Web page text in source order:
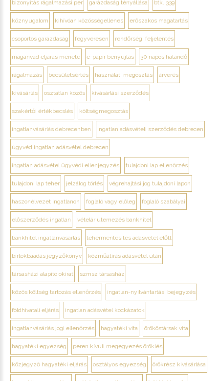
bizonyítás rágalmazási per garázdaság tényállása btk. 339
köznyugalom kihívóan közösségellenes erőszakos magatartás
csoportos garázdaság fegyveresen rendőrségi feljelentés
magánvád eljárás menete e-papír benyújtás 30 napos határidő
rágalmazás becsületsértés használati megosztás árverés
kivásárlás osztatlan közös kivásárlási szerződés
szakértői értékbecslés költségmegosztás
ingatlanvásárlás debrecenben ingatlan adásvételi szerződés debrecen
ügyvéd ingatlan adásvétel debrecen
ingatlan adásvétel ügyvédi ellenjegyzés tulajdoni lap ellenőrzés
tulajdoni lap teher jelzálog törlés végrehajtási jog tulajdoni lapon
haszonélvezet ingatlanon foglaló vagy előleg foglaló szabályai
előszerződés ingatlan vételár ütemezés bankhitel
bankhitel ingatlanvásárlás tehermentesítés adásvétel előtt
birtokbaadás jegyzőkönyv közműátírás adásvétel után
társasházi alapító okirat szmsz társasház
közös költség tartozás ellenőrzés ingatlan-nyilvántartási bejegyzés
földhivatali eljárás ingatlan adásvétel kockázatok
ingatlanvásárlás jogi ellenőrzés hagyatéki vita örököstársak vita
hagyatéki egyezség peren kívüli megegyezés öröklés
közjegyző hagyatéki eljárás osztályos egyezség örökrész kivásárlása